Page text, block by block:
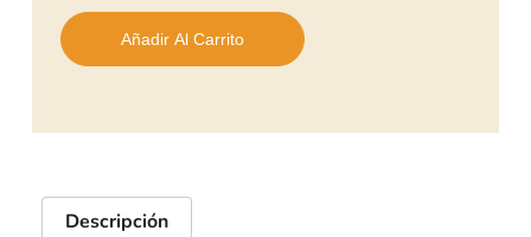
Añadir Al Carrito
Descripción